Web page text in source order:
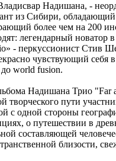
Надишана, -
из Сибири,
более чем на 200
легендарный новатор
- перкуссионист Стив
чувствующий себя
world fusion.
Надишана Трио "Far
творческого пути
с одной стороны
о путешествии в
составляющей
близости,